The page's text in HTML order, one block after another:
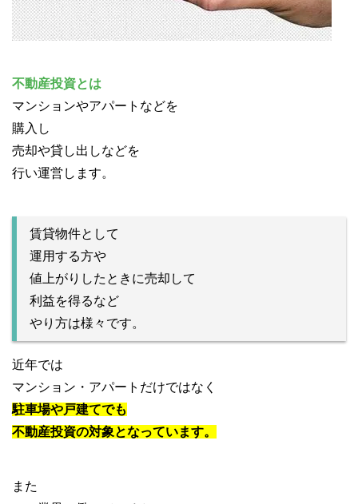
不動産投資とは
マンションやアパートなどを
購入し
売却や貸し出しなどを
行い運営します。
賃貸物件として
運用する方や
値上がりしたときに売却して
利益を得るなど
やり方は様々です。
近年では
マンション・アパートだけではなく
駐車場や戸建てでも
不動産投資の対象となっています。
また